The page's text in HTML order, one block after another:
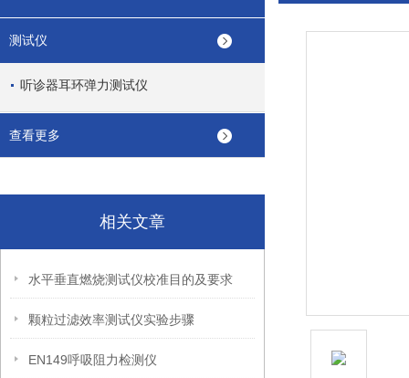
测试仪
听诊器耳环弹力测试仪
查看更多
相关文章
水平垂直燃烧测试仪校准目的及要求
颗粒过滤效率测试仪实验步骤
EN149呼吸阻力检测仪